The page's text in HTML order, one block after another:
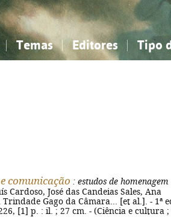
Temas Editores Tipo
comunicação : estudos de homenagem
Cardoso, José das Candeias Sales, Ana
Gago da Câmara... [et al.]. - 1ª
[1] p. : il. ; 27 cm. - (Ciência e cultura ;